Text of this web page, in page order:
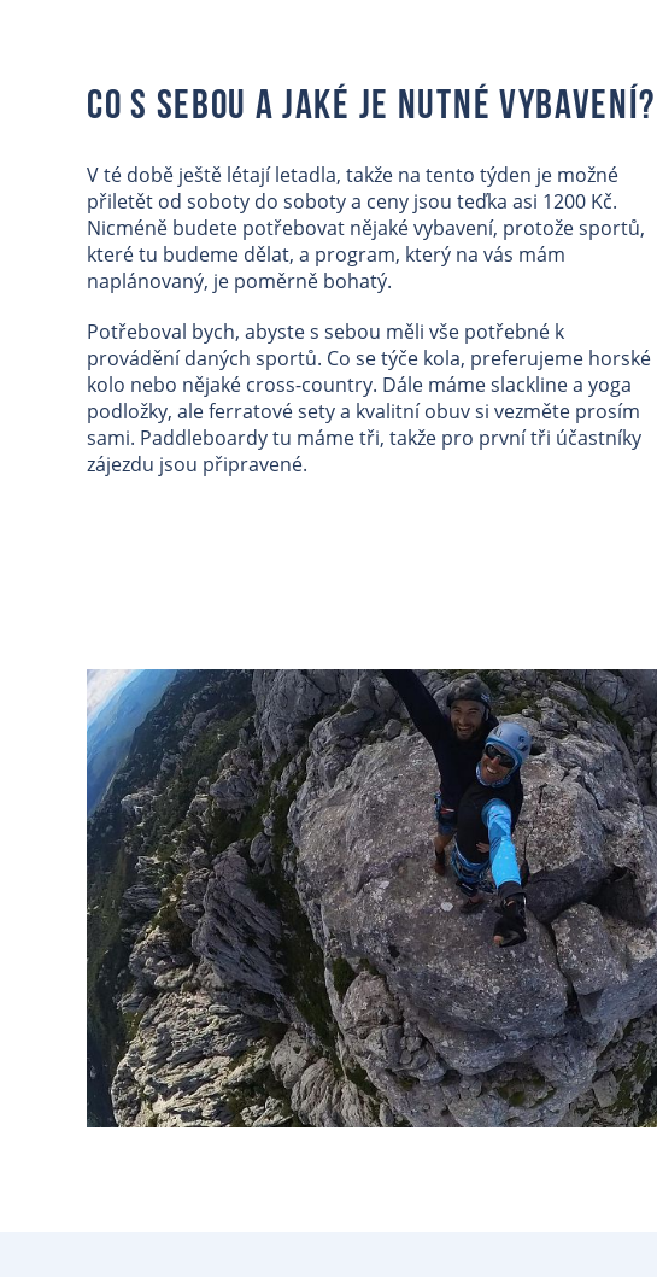
Co s sebou a jaké je nutné vybavení?
V té době ještě létají letadla, takže na tento týden je možné
přiletět od soboty do soboty a ceny jsou teďka asi 1200 Kč.
Nicméně budete potřebovat nějaké vybavení, protože sportů,
které tu budeme dělat, a program, který na vás mám
naplánovaný, je poměrně bohatý.
Potřeboval bych, abyste s sebou měli vše potřebné k
provádění daných sportů. Co se týče kola, preferujeme horské
kolo nebo nějaké cross-country. Dále máme slackline a yoga
podložky, ale ferratové sety a kvalitní obuv si vezměte prosím
sami. Paddleboardy tu máme tři, takže pro první tři účastníky
zájezdu jsou připravené.